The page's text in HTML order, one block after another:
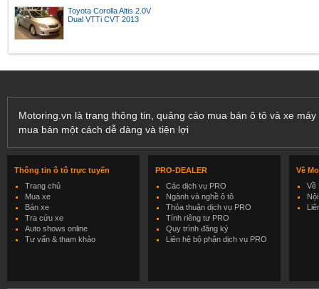
Toyota Corolla Altis 2.0V
Dual VTTi CVT 2013
Motoring.vn là trang thông tin, quảng cáo mua bán ô tô và xe
mua bán một cách dễ dàng và tiện lợi
Thông tin ô tô trực tuyến
Trang chủ
Mua xe
Bán xe
Tra cứu xe
Auto shows online
Tư vấn & tham khảo
PRO-DEALER
Các dịch vụ PRO
Ngành và nghề ô tô
Thỏa thuận dịch vụ PRO
Tính riêng tư PRO
Quy trình đăng ký
Liên hệ bộ phận dịch vụ PRO
Về
Về